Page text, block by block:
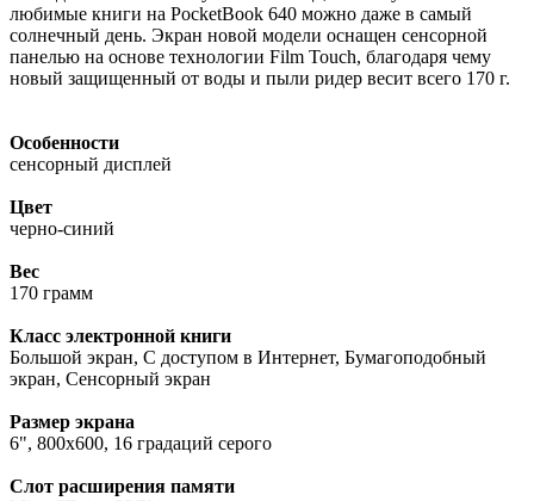
любимые книги на PocketBook 640 можно даже в самый
солнечный день. Экран новой модели оснащен сенсорной
панелью на основе технологии Film Touch, благодаря чему
новый защищенный от воды и пыли ридер весит всего 170 г.
Особенности
сенсорный дисплей
Цвет
черно-синий
Вес
170 грамм
Класс электронной книги
Большой экран, С доступом в Интернет, Бумагоподобный
экран, Сенсорный экран
Размер экрана
6", 800x600, 16 градаций серого
Слот расширения памяти